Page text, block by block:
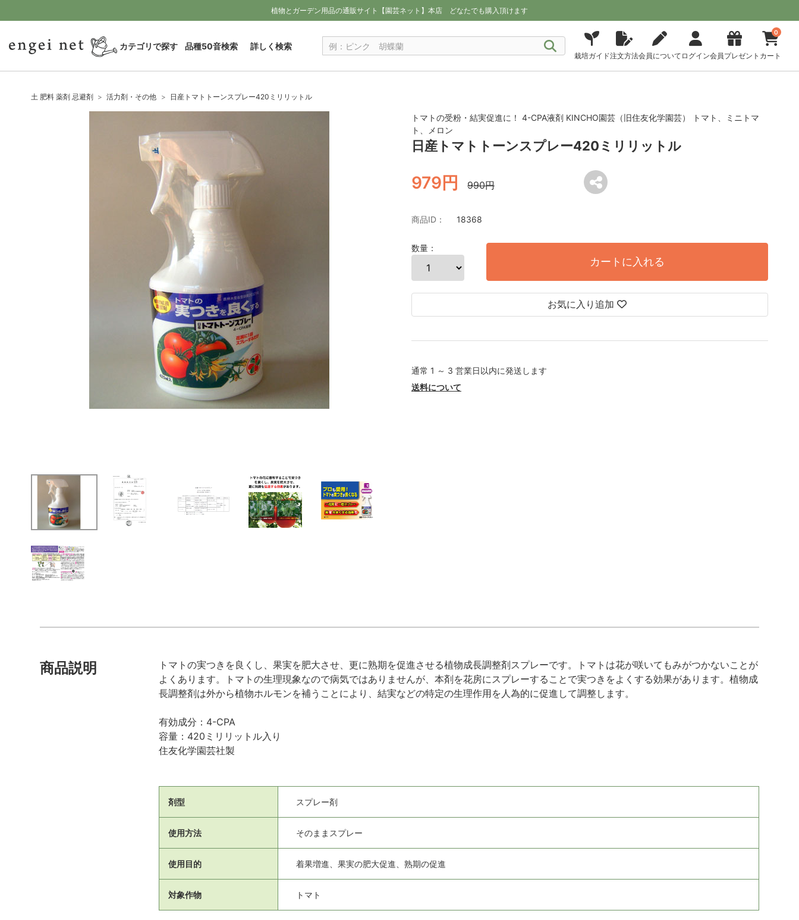
植物とガーデン用品の通販サイト【園芸ネット】本店 どなたでも購入頂けます
カテゴリで探す 品種50音検索 詳しく検索
栽培ガイド注文方法会員について ログイン会員プレゼント
0
カート
土 肥料 薬剤 忌避剤 活力剤・その他 日産トマトトーンスプレー420ミリリットル
トマトの受粉・結実促進に！ 4-CPA液剤 KINCHO園芸（旧住友化学園芸） トマト、ミニトマ
ト、メロン
日産トマトトーンスプレー420ミリリットル
979円 990円
商品ID： 18368
数量：
カートに入れる
お気に入り追加
通常 1 ～ 3 営業日以内に発送します
送料について
商品説明
トマトの実つきを良くし、果実を肥大させ、更に熟期を促進させる植物成長調整剤スプレーです。トマトは花が咲いてもみがつかないことが
よくあります。トマトの生理現象なので病気ではありませんが、本剤を花房にスプレーすることで実つきをよくする効果があります。植物成
長調整剤は外から植物ホルモンを補うことにより、結実などの特定の生理作用を人為的に促進して調整します。
有効成分：4-CPA
容量：420ミリリットル入り
住友化学園芸社製
剤型 スプレー剤
使用方法 そのままスプレー
使用目的 着果増進、果実の肥大促進、熟期の促進
対象作物 トマト